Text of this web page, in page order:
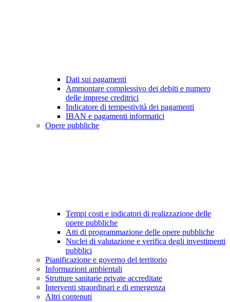
Dati sui pagamenti
Ammontare complessivo dei debiti e numero
delle imprese creditrici
Indicatore di tempestività dei pagamenti
IBAN e pagamenti informatici
Opere pubbliche
Tempi costi e indicatori di realizzazione delle
opere pubbliche
Atti di programmazione delle opere pubbliche
Nuclei di valutazione e verifica degli investimenti
pubblici
Pianificazione e governo del territorio
Informazioni ambientali
Strutture sanitarie private accreditate
Interventi straordinari e di emergenza
Altri contenuti